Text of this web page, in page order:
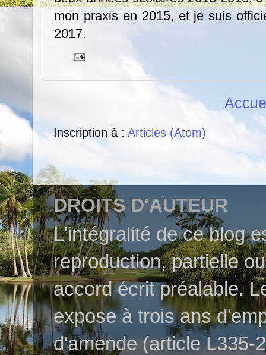
mon praxis en 2015, et je suis
2017.
Inscription à : Articles (Atom)
DROITS D'AUTEUR
L'intégralité de ce blog
reproduction, partielle
accord écrit préalable.
expose à trois ans
d'amende (article L335-